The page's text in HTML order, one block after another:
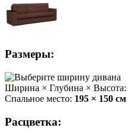
Размеры:
Ширина × Глубина × Высота:
Спальное место: 195 × 150 см
Расцветка: